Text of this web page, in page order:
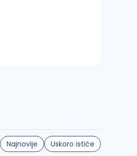
Najnovije Uskoro ističe